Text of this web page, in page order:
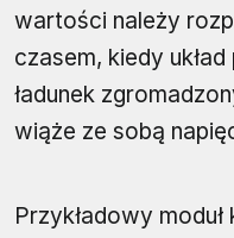
wartości należy
czasem, kiedy
ładunek
wiąże ze sobą
Przykładowy